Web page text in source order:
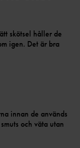
skötsel håller de
igen. Det är bra
innan de används
och väta utan